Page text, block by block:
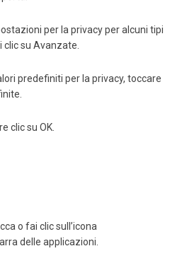
per la privacy per alcuni tipi
clic su Avanzate.
predefiniti per la privacy, toccare
clic su OK.
o fai clic sull’icona
delle applicazioni.